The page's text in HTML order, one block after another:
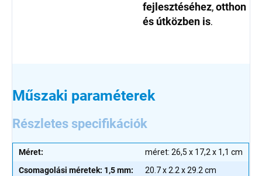
fejlesztéséhez,otthon
és útközben is.
Műszaki paraméterek
Részletes specifikációk
Méret:
méret: 26,5 x 17,2 x 1,1 cm
Csomagolási méretek: 1,5 mm:
20.7 x 2.2 x 29.2 cm